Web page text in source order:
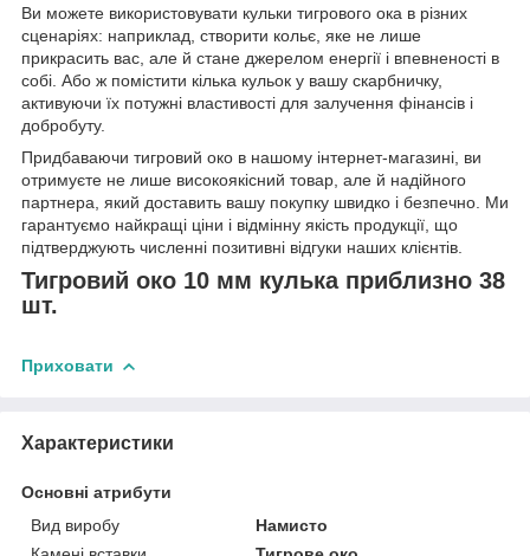
Ви можете використовувати кульки тигрового ока в різних
сценаріях: наприклад, створити кольє, яке не лише
прикрасить вас, але й стане джерелом енергії і впевненості в
собі. Або ж помістити кілька кульок у вашу скарбничку,
активуючи їх потужні властивості для залучення фінансів і
добробуту.
Придбаваючи тигровий око в нашому інтернет-магазині, ви
отримуєте не лише високоякісний товар, але й надійного
партнера, який доставить вашу покупку швидко і безпечно. Ми
гарантуємо найкращі ціни і відмінну якість продукції, що
підтверджують численні позитивні відгуки наших клієнтів.
Тигровий око 10 мм кулька приблизно 38
шт.
Приховати
Характеристики
Основні атрибути
Вид виробу
Намисто